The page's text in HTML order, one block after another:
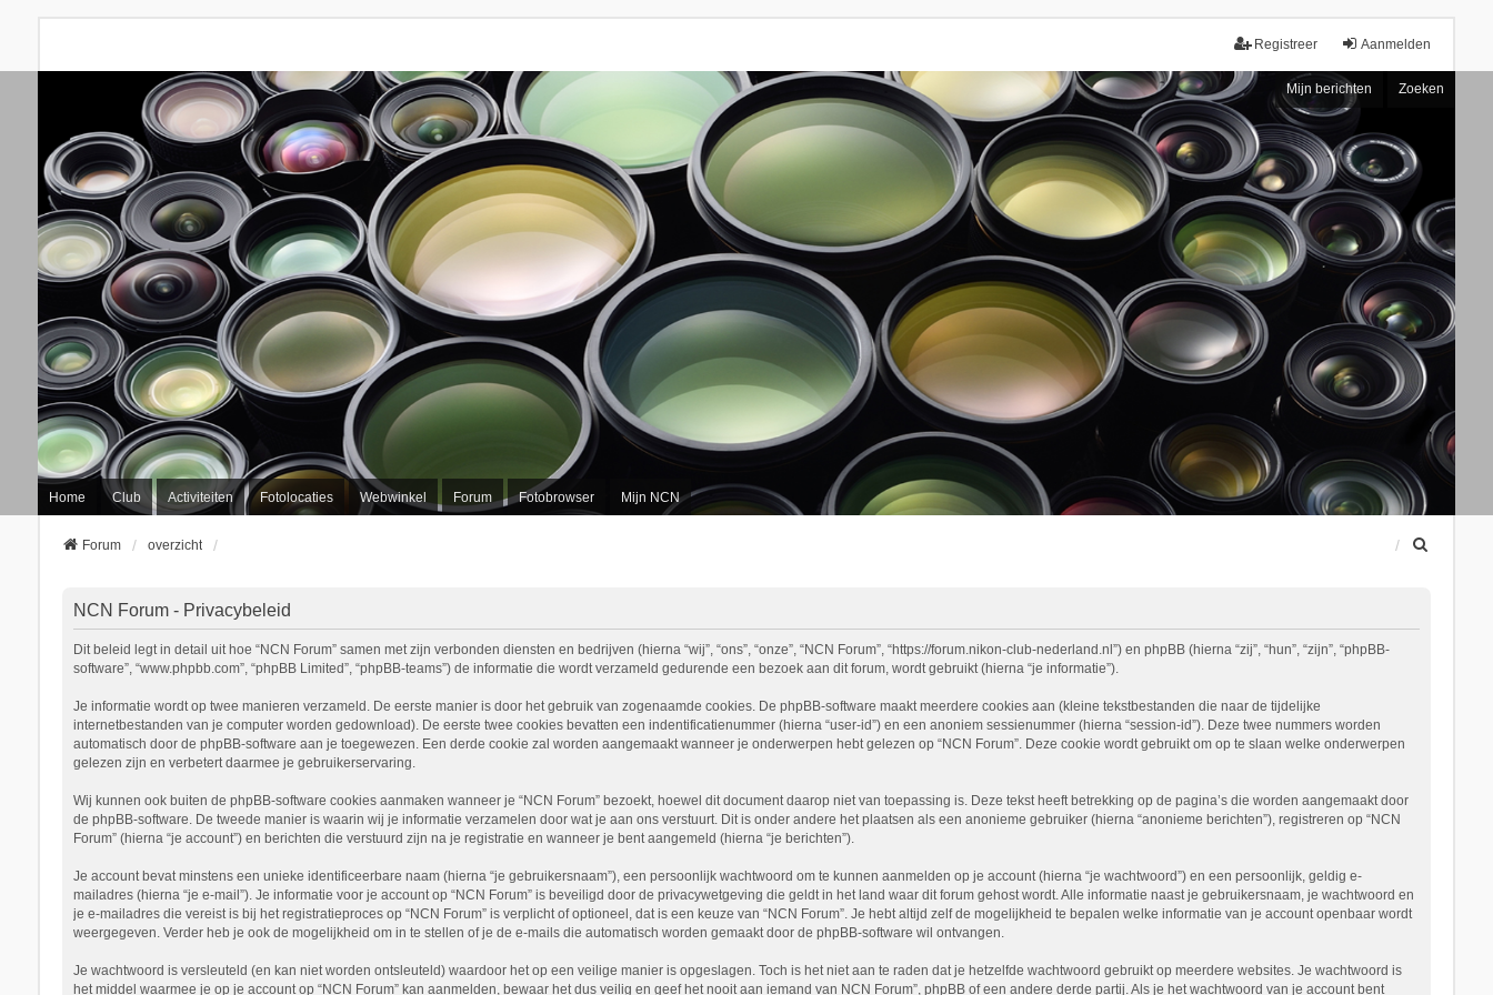
Aanmelden
Registreer
Mijn berichten Zoeken
Home Club Activiteiten Fotolocaties Webwinkel Forum Fotobrowser Mijn NCN
Forum overzicht
NCN Forum - Privacybeleid
Dit beleid legt in detail uit hoe “NCN Forum” samen met zijn verbonden diensten en bedrijven (hierna “wij”, “ons”, “onze”, “NCN Forum”, “https://forum.nikon-club-nederland.nl”) en phpBB (hierna “zij”, “hun”, “zijn”, “phpBB-
software”, “www.phpbb.com”, “phpBB Limited”, “phpBB-teams”) de informatie die wordt verzameld gedurende een bezoek aan dit forum, wordt gebruikt (hierna “je informatie”).
Je informatie wordt op twee manieren verzameld. De eerste manier is door het gebruik van zogenaamde cookies. De phpBB-software maakt meerdere cookies aan (kleine tekstbestanden die naar de tijdelijke
internetbestanden van je computer worden gedownload). De eerste twee cookies bevatten een indentificatienummer (hierna “user-id”) en een anoniem sessienummer (hierna “session-id”). Deze twee nummers worden
automatisch door de phpBB-software aan je toegewezen. Een derde cookie zal worden aangemaakt wanneer je onderwerpen hebt gelezen op “NCN Forum”. Deze cookie wordt gebruikt om op te slaan welke onderwerpen
gelezen zijn en verbetert daarmee je gebruikerservaring.
Wij kunnen ook buiten de phpBB-software cookies aanmaken wanneer je “NCN Forum” bezoekt, hoewel dit document daarop niet van toepassing is. Deze tekst heeft betrekking op de pagina’s die worden aangemaakt door
de phpBB-software. De tweede manier is waarin wij je informatie verzamelen door wat je aan ons verstuurt. Dit is onder andere het plaatsen als een anonieme gebruiker (hierna “anonieme berichten”), registreren op “NCN
Forum” (hierna “je account”) en berichten die verstuurd zijn na je registratie en wanneer je bent aangemeld (hierna “je berichten”).
Je account bevat minstens een unieke identificeerbare naam (hierna “je gebruikersnaam”), een persoonlijk wachtwoord om te kunnen aanmelden op je account (hierna “je wachtwoord”) en een persoonlijk, geldig e-
mailadres (hierna “je e-mail”). Je informatie voor je account op “NCN Forum” is beveiligd door de privacywetgeving die geldt in het land waar dit forum gehost wordt. Alle informatie naast je gebruikersnaam, je wachtwoord en
je e-mailadres die vereist is bij het registratieproces op “NCN Forum” is verplicht of optioneel, dat is een keuze van “NCN Forum”. Je hebt altijd zelf de mogelijkheid te bepalen welke informatie van je account openbaar wordt
weergegeven. Verder heb je ook de mogelijkheid om in te stellen of je de e-mails die automatisch worden gemaakt door de phpBB-software wil ontvangen.
Je wachtwoord is versleuteld (en kan niet worden ontsleuteld) waardoor het op een veilige manier is opgeslagen. Toch is het niet aan te raden dat je hetzelfde wachtwoord gebruikt op meerdere websites. Je wachtwoord is
het middel waarmee je op je account op “NCN Forum” kan aanmelden, bewaar het dus veilig en geef het nooit aan iemand van NCN Forum”, phpBB of een andere derde partij. Als je het wachtwoord van je account bent